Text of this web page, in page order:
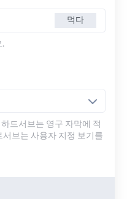
먹다
.
드서브는 영구 자막에 적
브는 사용자 지정 보기를